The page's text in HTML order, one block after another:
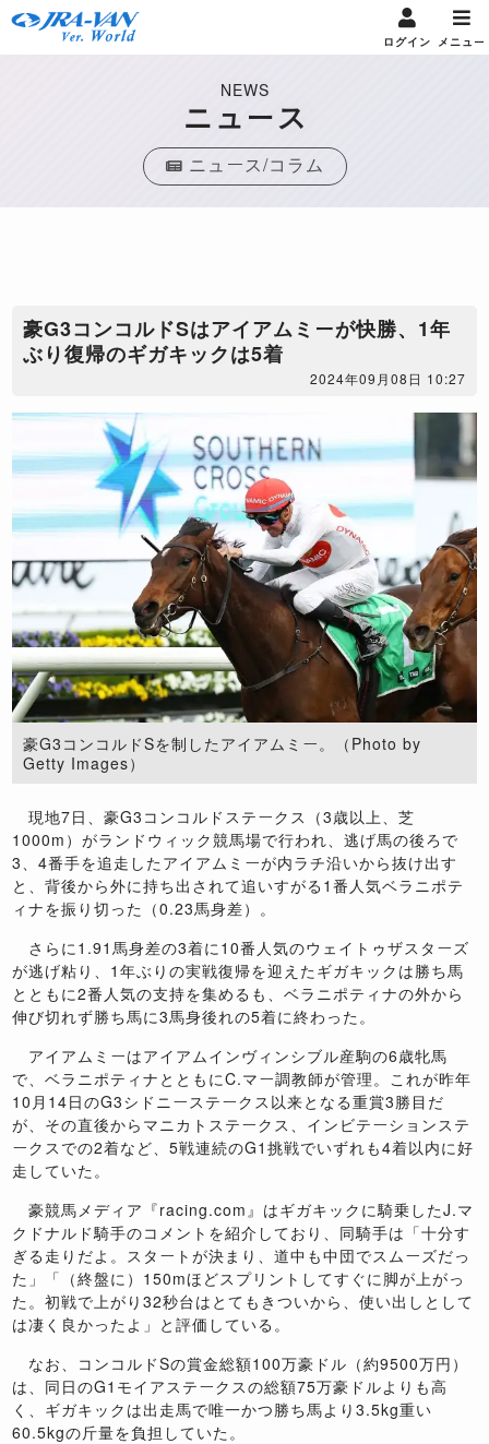
ログイン メニュー
NEWS
ニュース
ニュース/コラム
豪G3コンコルドSはアイアムミーが快勝、1年
ぶり復帰のギガキックは5着
2024年09月08日 10:27
豪G3コンコルドSを制したアイアムミー。（Photo by
Getty Images）
現地7日、豪G3コンコルドステークス（3歳以上、芝
1000m）がランドウィック競馬場で行われ、逃げ馬の後ろで
3、4番手を追走したアイアムミーが内ラチ沿いから抜け出す
と、背後から外に持ち出されて追いすがる1番人気ベラニポテ
ィナを振り切った（0.23馬身差）。
さらに1.91馬身差の3着に10番人気のウェイトゥザスターズ
が逃げ粘り、1年ぶりの実戦復帰を迎えたギガキックは勝ち馬
とともに2番人気の支持を集めるも、ベラニポティナの外から
伸び切れず勝ち馬に3馬身後れの5着に終わった。
アイアムミーはアイアムインヴィンシブル産駒の6歳牝馬
で、ベラニポティナとともにC.マー調教師が管理。これが昨年
10月14日のG3シドニーステークス以来となる重賞3勝目だ
が、その直後からマニカトステークス、インビテーションステ
ークスでの2着など、5戦連続のG1挑戦でいずれも4着以内に好
走していた。
豪競馬メディア『racing.com』はギガキックに騎乗したJ.マ
クドナルド騎手のコメントを紹介しており、同騎手は「十分す
ぎる走りだよ。スタートが決まり、道中も中団でスムーズだっ
た」「（終盤に）150mほどスプリントしてすぐに脚が上がっ
た。初戦で上がり32秒台はとてもきついから、使い出しとして
は凄く良かったよ」と評価している。
なお、コンコルドSの賞金総額100万豪ドル（約9500万円）
は、同日のG1モイアステークスの総額75万豪ドルよりも高
く、ギガキックは出走馬で唯一かつ勝ち馬より3.5kg重い
60.5kgの斤量を負担していた。